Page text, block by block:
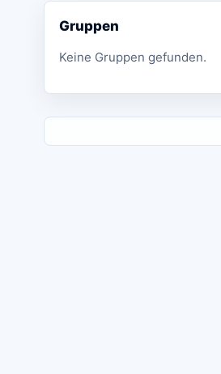
Gruppen
Keine Gruppen gefunden.